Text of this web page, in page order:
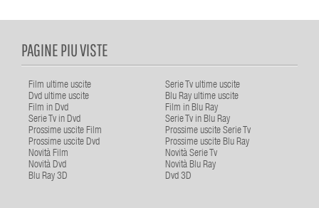
PAGINE PIU VISTE
Film ultime uscite
Serie Tv ultime uscite
Dvd ultime uscite
Blu Ray ultime uscite
Film in Dvd
Film in Blu Ray
Serie Tv in Dvd
Serie Tv in Blu Ray
Prossime uscite Film
Prossime uscite Serie Tv
Prossime uscite Dvd
Prossime uscite Blu Ray
Novità Film
Novità Serie Tv
Novità Dvd
Novità Blu Ray
Blu Ray 3D
Dvd 3D